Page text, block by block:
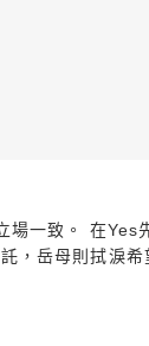
場一致。 在Yes
，岳母則拭淚希